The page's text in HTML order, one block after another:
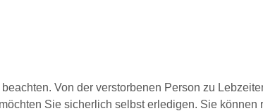
Von der verstorbenen Person zu
Sie sicherlich selbst erledigen. Sie